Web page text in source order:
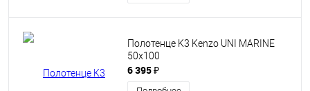
Полотенце K3 Kenzo UNI MARINE
50x100
6 395 ₽